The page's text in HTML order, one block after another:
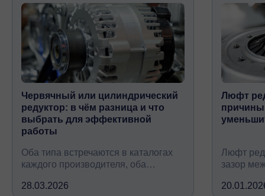
Червячный или цилиндрический
редуктор: в чём разница и что
выбрать для эффективной
работы
Оба типа встречаются в каталогах
каждого производителя, оба
крутящий момент, но устроены
28.03.2026
Люфт
Люфт
зазор